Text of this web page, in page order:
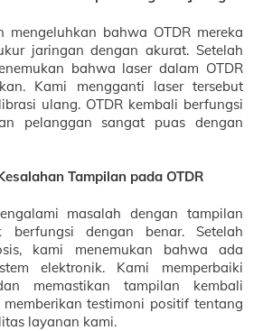
mengeluhkan bahwa OTDR mereka
jaringan dengan akurat. Setelah
bahwa laser dalam OTDR
Kami mengganti laser tersebut
ulang. OTDR kembali berfungsi
pelanggan sangat puas dengan
Tampilan pada OTDR
masalah dengan tampilan
berfungsi dengan benar. Setelah
kami menemukan bahwa ada
elektronik. Kami memperbaiki
memastikan tampilan kembali
testimoni positif tentang
layanan kami.